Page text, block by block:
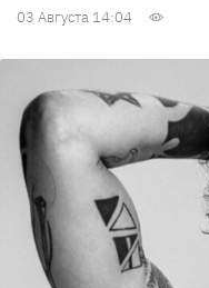
03 Августа 14:04